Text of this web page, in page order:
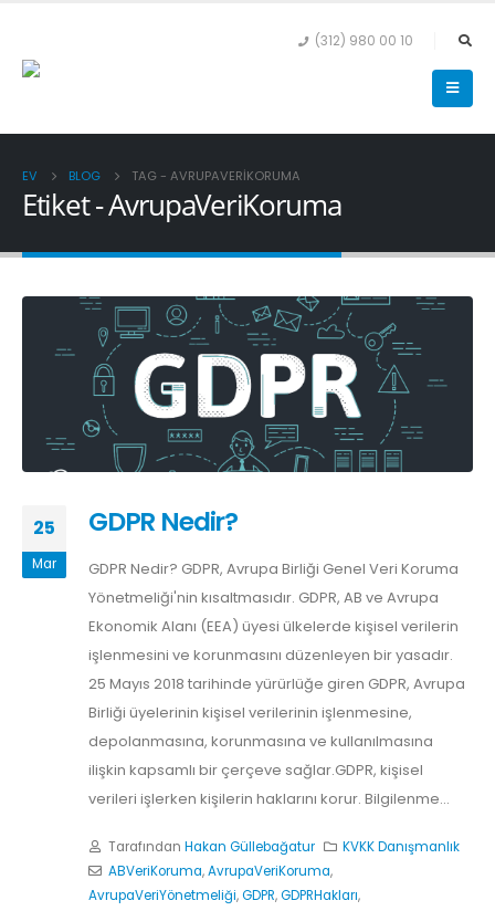
(312) 980 00 10
EV BLOG TAG - AVRUPAVERIKORUMA
Etiket - AvrupaVeriKoruma
25
Mar
GDPR Nedir?
GDPR Nedir? GDPR, Avrupa Birliği Genel Veri Koruma
Yönetmeliği'nin kısaltmasıdır. GDPR, AB ve Avrupa
Ekonomik Alanı (EEA) üyesi ülkelerde kişisel verilerin
işlenmesini ve korunmasını düzenleyen bir yasadır.
25 Mayıs 2018 tarihinde yürürlüğe giren GDPR, Avrupa
Birliği üyelerinin kişisel verilerinin işlenmesine,
depolanmasına, korunmasına ve kullanılmasına
ilişkin kapsamlı bir çerçeve sağlar.GDPR, kişisel
verileri işlerken kişilerin haklarını korur. Bilgilenme...
Tarafından Hakan Güllebağatur
KVKK Danışmanlık
ABVeriKoruma,AvrupaVeriKoruma,
AvrupaVeriYönetmeliği,GDPR,GDPRHakları,